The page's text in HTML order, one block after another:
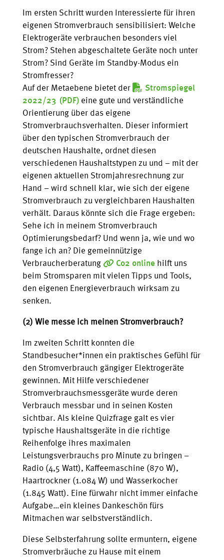
Im ersten Schritt wurden Interessierte für ihren
eigenen Stromverbrauch sensibilisiert: Welche
Elektrogeräte verbrauchen besonders viel
Strom? Stehen abgeschaltete Geräte noch unter
Strom? Sind Geräte im Standby-Modus ein
Stromfresser?
Auf der Metaebene bietet der
Stromspiegel
2022/23
eine gute und verständliche
Orientierung über das eigene
Stromverbrauchsverhalten. Dieser informiert
über den typischen Stromverbrauch der
deutschen Haushalte, ordnet diesen
verschiedenen Haushaltstypen zu und – mit der
eigenen aktuellen Stromjahresrechnung zur
Hand – wird schnell klar, wie sich der eigene
Stromverbrauch zu vergleichbaren Haushalten
verhält. Daraus könnte sich die Frage ergeben:
Sehe ich in meinem Stromverbrauch
Optimierungsbedarf? Und wenn ja, wie und wo
fange ich an? Die gemeinnützige
Verbraucherberatung
Co2 onlinehilft uns
beim Stromsparen mit vielen Tipps und Tools,
den eigenen Energieverbrauch wirksam zu
senken.
(2) Wie messe ich meinen Stromverbrauch?
Im zweiten Schritt konnten die
Standbesucher*innen ein praktisches Gefühl für
den Stromverbrauch gängiger Elektrogeräte
gewinnen. Mit Hilfe verschiedener
Stromverbrauchsmessgeräte wurde deren
Verbrauch messbar und in seinen Kosten
sichtbar. Als kleine Quizfrage galt es vier
typische Haushaltsgeräte in die richtige
Reihenfolge ihres maximalen
Leistungsverbrauchs pro Minute zu bringen –
Radio (4,5 Watt), Kaffeemaschine (870 W),
Haartrockner (1.084 W) und Wasserkocher
(1.845 Watt). Eine fürwahr nicht immer einfache
Aufgabe…ein kleines Dankeschön fürs
Mitmachen war selbstverständlich.
Diese Selbsterfahrung sollte ermuntern, eigene
Stromverbräuche zu Hause mit einem